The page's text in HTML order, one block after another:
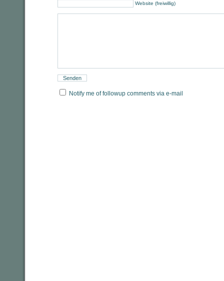
Website (freiwillig)
Notify me of followup comments via e-mail